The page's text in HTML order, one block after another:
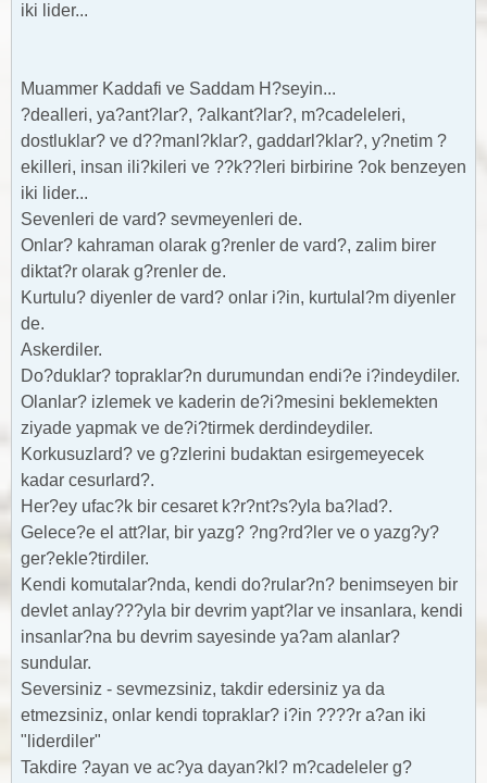
iki lider...
Muammer Kaddafi ve Saddam H?seyin...
?dealleri, ya?ant?lar?, ?alkant?lar?, m?cadeleleri,
dostluklar? ve d??manl?klar?, gaddarl?klar?, y?netim ?
ekilleri, insan ili?kileri ve ??k??leri birbirine ?ok benzeyen
iki lider...
Sevenleri de vard? sevmeyenleri de.
Onlar? kahraman olarak g?renler de vard?, zalim birer
diktat?r olarak g?renler de.
Kurtulu? diyenler de vard? onlar i?in, kurtulal?m diyenler
de.
Askerdiler.
Do?duklar? topraklar?n durumundan endi?e i?indeydiler.
Olanlar? izlemek ve kaderin de?i?mesini beklemekten
ziyade yapmak ve de?i?tirmek derdindeydiler.
Korkusuzlard? ve g?zlerini budaktan esirgemeyecek
kadar cesurlard?.
Her?ey ufac?k bir cesaret k?r?nt?s?yla ba?lad?.
Gelece?e el att?lar, bir yazg? ?ng?rd?ler ve o yazg?y?
ger?ekle?tirdiler.
Kendi komutalar?nda, kendi do?rular?n? benimseyen bir
devlet anlay???yla bir devrim yapt?lar ve insanlara, kendi
insanlar?na bu devrim sayesinde ya?am alanlar?
sundular.
Seversiniz - sevmezsiniz, takdir edersiniz ya da
etmezsiniz, onlar kendi topraklar? i?in ????r a?an iki
"liderdiler"
Takdire ?ayan ve ac?ya dayan?kl? m?cadeleler g?